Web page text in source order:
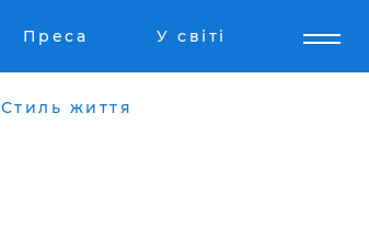
Преса У світі
Стиль життя